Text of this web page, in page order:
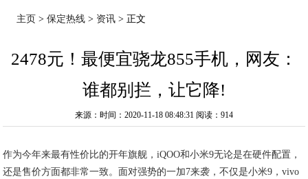
主页 >保定热线 > 资讯 > 正文
2478元！最便宜骁龙855手机，网友：
谁都别拦，让它降!
来源：时间：2020-11-18 08:48:31 阅读：914
作为今年来最有性价比的开年旗舰，iQOO和小米9无论是在硬件配置，
还是售价方面都非常一致。面对强势的一加7来袭，不仅是小米9，vivo